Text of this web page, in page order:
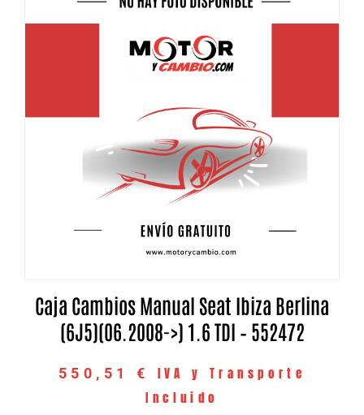
Caja Cambios Manual Seat Ibiza Berlina
(6J5)(06.2008->) 1.6 TDI – 552472
550,51 €
IVA y Transporte
Incluido